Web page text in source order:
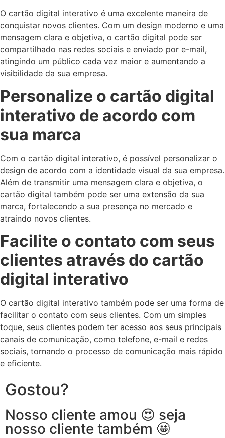
O cartão digital interativo é uma excelente maneira de
conquistar novos clientes. Com um design moderno e uma
mensagem clara e objetiva, o cartão digital pode ser
compartilhado nas redes sociais e enviado por e-mail,
atingindo um público cada vez maior e aumentando a
visibilidade da sua empresa.
Personalize o cartão digital
interativo de acordo com
sua marca
Com o cartão digital interativo, é possível personalizar o
design de acordo com a identidade visual da sua empresa.
Além de transmitir uma mensagem clara e objetiva, o
cartão digital também pode ser uma extensão da sua
marca, fortalecendo a sua presença no mercado e
atraindo novos clientes.
Facilite o contato com seus
clientes através do cartão
digital interativo
O cartão digital interativo também pode ser uma forma de
facilitar o contato com seus clientes. Com um simples
toque, seus clientes podem ter acesso aos seus principais
canais de comunicação, como telefone, e-mail e redes
sociais, tornando o processo de comunicação mais rápido
e eficiente.
Gostou?
Nosso cliente amou 😍 seja
nosso cliente também 🤩